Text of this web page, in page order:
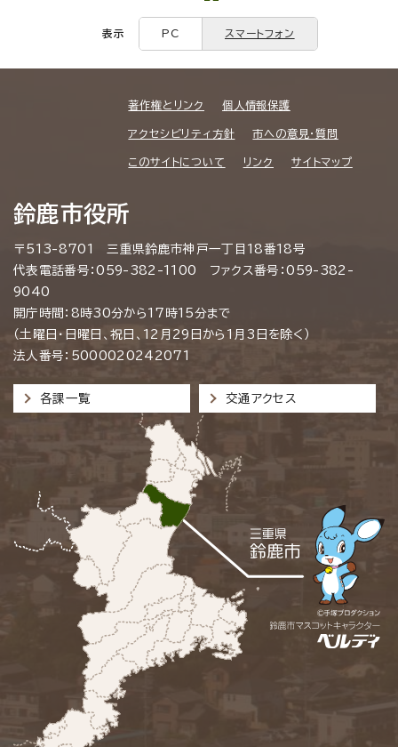
表示 PC スマートフォン
著作権とリンク 個人情報保護
アクセシビリティ方針 市への意見・質問
このサイトについて リンク サイトマップ
鈴鹿市役所
〒513-8701 三重県鈴鹿市神戸一丁目18番18号
代表電話番号：059-382-1100 ファクス番号：059-382-
9040
開庁時間：8時30分から17時15分まで
（土曜日・日曜日、祝日、12月29日から1月3日を除く）
法人番号：5000020242071
各課一覧 交通アクセス